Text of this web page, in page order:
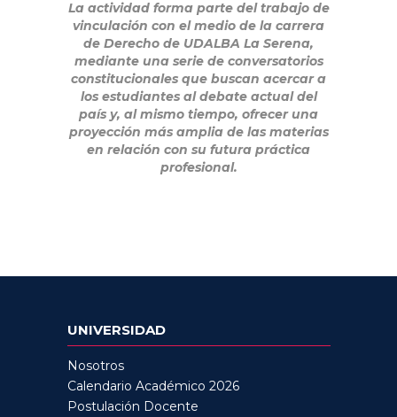
La actividad forma parte del trabajo de
vinculación con el medio de la carrera
de Derecho de UDALBA La Serena,
mediante una serie de conversatorios
constitucionales que buscan acercar a
los estudiantes al debate actual del
país y, al mismo tiempo, ofrecer una
proyección más amplia de las materias
en relación con su futura práctica
profesional.
UNIVERSIDAD
Nosotros
Calendario Académico 2026
Postulación Docente